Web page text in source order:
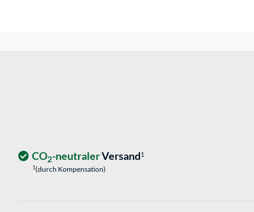
CO2-neutralerVersand1
1(durch Kompensation)